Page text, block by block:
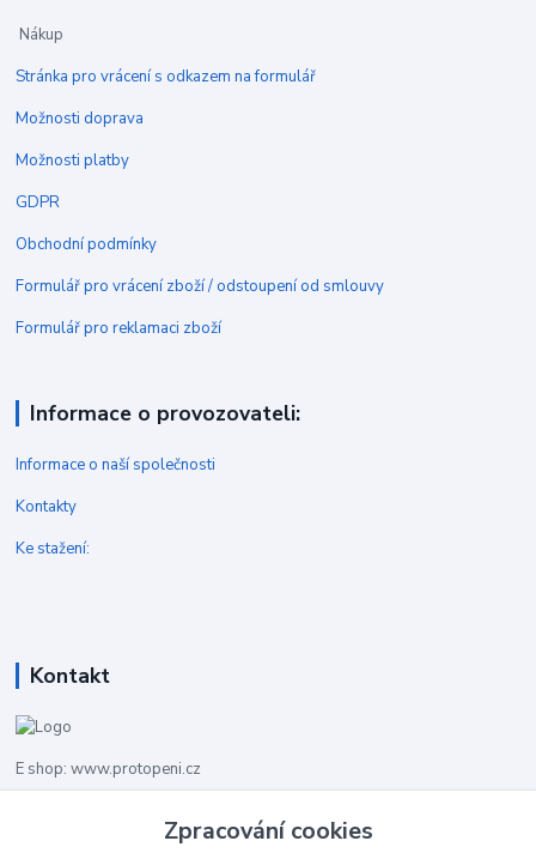
Nákup
Stránka pro vrácení s odkazem na formulář
Možnosti doprava
Možnosti platby
GDPR
Obchodní podmínky
Formulář pro vrácení zboží / odstoupení od smlouvy
Formulář pro reklamaci zboží
Informace o provozovateli:
Informace o naší společnosti
Kontakty
Ke stažení:
Kontakt
E shop: www.protopeni.cz
+420 483 710 226Zpracování cookies